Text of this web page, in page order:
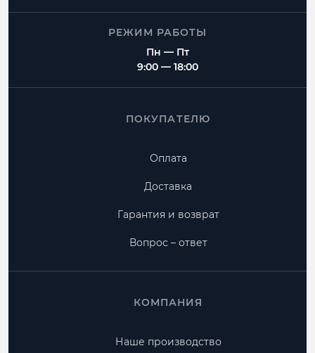
РЕЖИМ РАБОТЫ
Пн — Пт
9:00 — 18:00
ПОКУПАТЕЛЮ
Оплата
Доставка
Гарантия и возврат
Вопрос – ответ
КОМПАНИЯ
Наше производство